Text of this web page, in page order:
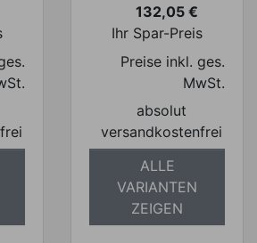
Preis
132,05 €
Ihr Spar-Preis
Preise inkl. ges.
MwSt.
absolut
versandkostenfrei
ALLE
VARIANTEN
ZEIGEN